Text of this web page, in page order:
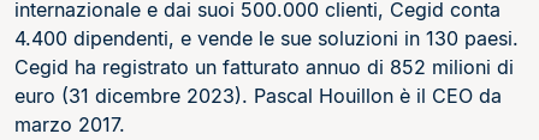
internazionale e dai suoi 500.000 clienti, Cegid conta
4.400 dipendenti, e vende le sue soluzioni in 130 paesi.
Cegid ha registrato un fatturato annuo di 852 milioni di
euro (31 dicembre 2023). Pascal Houillon è il CEO da
marzo 2017.